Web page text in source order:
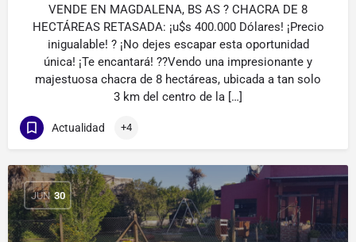
VENDE EN MAGDALENA, BS AS ? CHACRA DE 8
HECTÁREAS RETASADA: ¡u$s 400.000 Dólares! ¡Precio
inigualable! ? ¡No dejes escapar esta oportunidad
única! ¡Te encantará! ??Vendo una impresionante y
majestuosa chacra de 8 hectáreas, ubicada a tan solo
3 km del centro de la […]
Actualidad +4
JUN 30